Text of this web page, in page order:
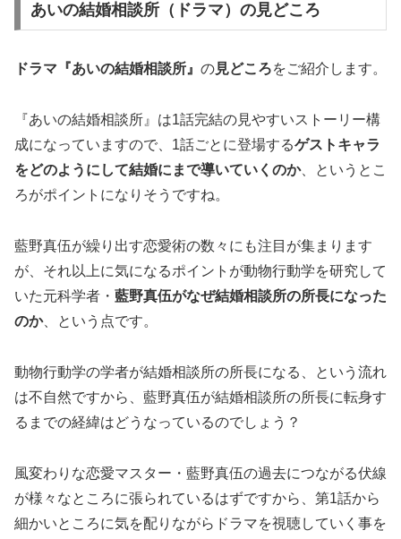
あいの結婚相談所（ドラマ）の見どころ
ドラマ『あいの結婚相談所』 の見どころをご紹介します。
『あいの結婚相談所』は1話完結の見やすいストーリー構
成になっていますので、1話ごとに登場するゲストキャラ
をどのようにして結婚にまで導いていくのか、というとこ
ろがポイントになりそうですね。
藍野真伍が繰り出す恋愛術の数々にも注目が集まります
が、それ以上に気になるポイントが動物行動学を研究して
いた元科学者・ 藍野真伍がなぜ結婚相談所の所長になった
のか、という点です。
動物行動学の学者が結婚相談所の所長になる、という流れ
は不自然ですから、藍野真伍が結婚相談所の所長に転身す
るまでの経緯はどうなっているのでしょう？
風変わりな恋愛マスター・藍野真伍の過去につながる伏線
が様々なところに張られているはずですから、第1話から
細かいところに気を配りながらドラマを視聴していく事を